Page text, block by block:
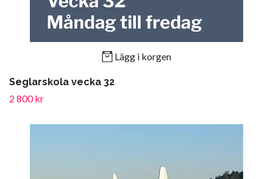
Lägg i korgen
Seglarskola vecka 32
2 800 kr